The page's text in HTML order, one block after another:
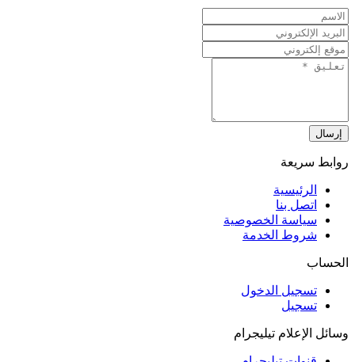
إرسال
روابط سريعة
الرئيسية
اتصل بنا
سياسة الخصوصية
شروط الخدمة
الحساب
تسجيل الدخول
تسجيل
وسائل الإعلام تيليجرام